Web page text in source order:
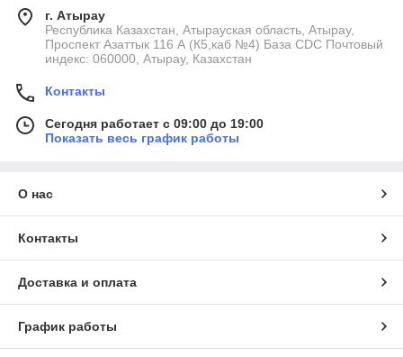
г. Атырау
Республика Казахстан, Атырауская область, Атырау,
Проспект Азаттык 116 А (К5,каб №4) База CDC Почтовый
индекс: 060000, Атырау, Казахстан
Контакты
Сегодня работает с 09:00 до 19:00
Показать весь график работы
О нас
Контакты
Доставка и оплата
График работы